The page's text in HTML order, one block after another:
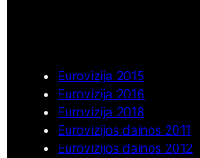
Eurovizija 2015
Eurovizija 2016
Eurovizija 2018
Eurovizijos dainos 2011
Eurovizijos dainos 2012